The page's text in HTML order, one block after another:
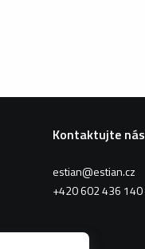
Kontaktujte nás
estian@estian.cz
+420 602 436 140